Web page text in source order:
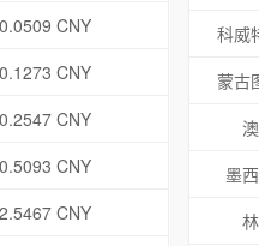
0.0509 CNY
0.1273 CNY
0.2547 CNY
0.5093 CNY
2.5467 CNY
科威
蒙古
墨